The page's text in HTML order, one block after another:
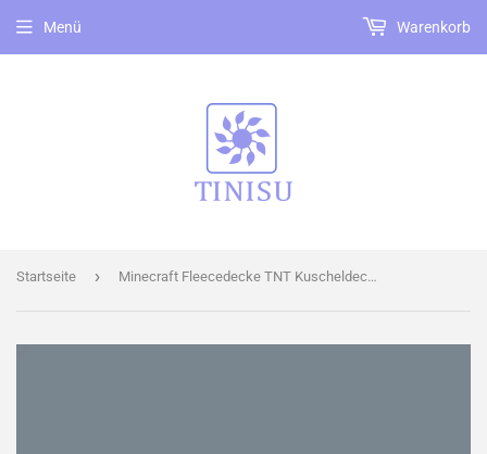
Menü Warenkorb
Startseite › Minecraft Fleecedecke TNT Kuscheldecke 100 x 150 cm weiche Decke